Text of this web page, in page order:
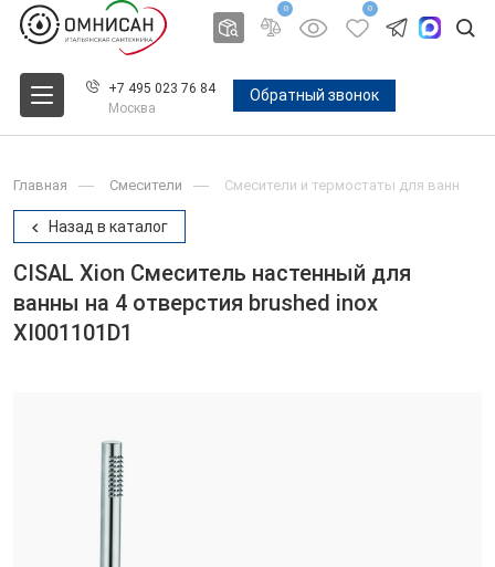
0 0
+7 495 023 76 84
Москва
Обратный звонок
Главная Смесители Смесители и термостаты для ванн
Назад в каталог
CISAL Xion Смеситель настенный для
ванны на 4 отверстия brushed inox
XI001101D1